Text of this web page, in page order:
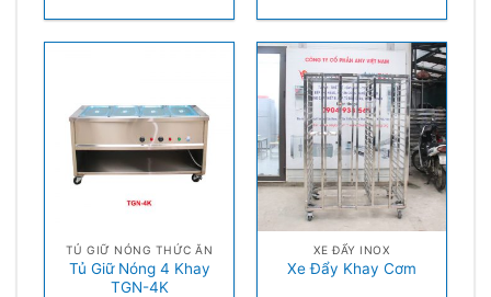
TỦ GIỮ NÓNG THỨC ĂN
Tủ Giữ Nóng 4 Khay
TGN-4K
XE ĐẨY INOX
Xe Đẩy Khay Cơm